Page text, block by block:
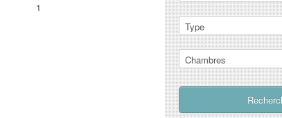
1